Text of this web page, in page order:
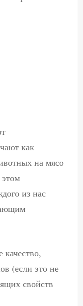
как
на мясо
из нас
(если это не
свойств